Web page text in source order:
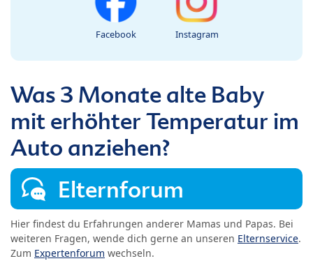
Facebook Instagram
Was 3 Monate alte Baby
mit erhöhter Temperatur im
Auto anziehen?
Elternforum
Hier findest du Erfahrungen anderer Mamas und Papas. Bei
weiteren Fragen, wende dich gerne an unseren Elternservice.
Zum Expertenforum wechseln.